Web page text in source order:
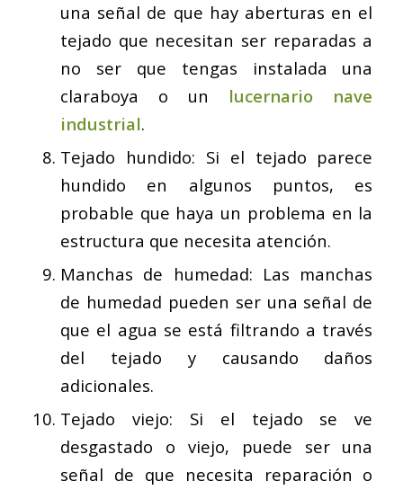
una señal de que hay aberturas en el
tejado que necesitan ser reparadas a
no ser que tengas instalada una
claraboya o un lucernario nave
industrial.
Tejado hundido: Si el tejado parece
hundido en algunos puntos, es
probable que haya un problema en la
estructura que necesita atención.
Manchas de humedad: Las manchas
de humedad pueden ser una señal de
que el agua se está filtrando a través
del tejado y causando daños
adicionales.
Tejado viejo: Si el tejado se ve
desgastado o viejo, puede ser una
señal de que necesita reparación o